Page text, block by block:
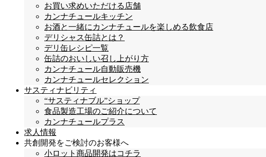
お買い求めいただける店舗
カンナチュールキッチン
お酒と一緒にカンナチュールを楽しめる飲食店
デリシャス缶詰とは？
デリ缶レシピ一覧
缶詰のおいしい召し上がり方
カンナチュール自動販売機
カンナチュールセレクション
サスティナビリティ
“サスティナブル”ショップ
食品製造工場のご紹介について
カンナチュールプラス
求人情報
共創開発をご検討のお客様へ
小ロット商品開発はコチラ